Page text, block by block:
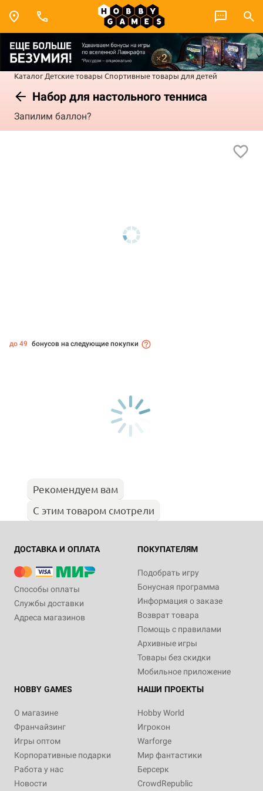
Каталог Детские товары Спортивные товары для детей
Набор для настольного тенниса
Запилим баллон?
до 49 бонусов на следующие покупки
Рекомендуем вам
С этим товаром смотрели
ДОСТАВКА И ОПЛАТА
Способы оплаты
Службы доставки
Адреса магазинов
ПОКУПАТЕЛЯМ
Подобрать игру
Бонусная программа
Информация о заказе
Возврат товара
Помощь с правилами
Архивные игры
Товары без скидки
Мобильное приложение
HOBBY GAMES
О магазине
Франчайзинг
Игры оптом
Корпоративные подарки
Работа у нас
Новости
НАШИ ПРОЕКТЫ
Hobby World
Игрокон
Warforge
Мир фантастики
Берсерк
CrowdRepublic